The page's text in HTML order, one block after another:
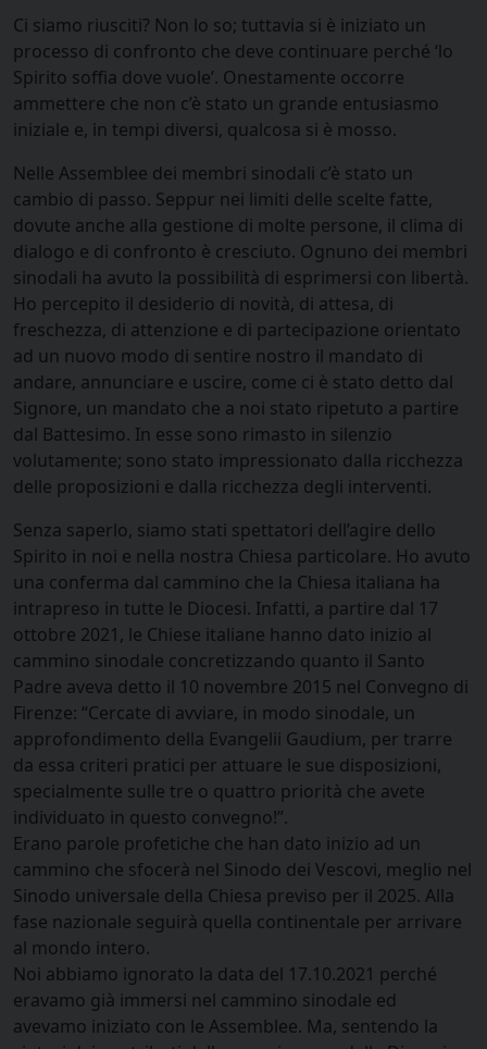
Ci siamo riusciti? Non lo so; tuttavia si è iniziato un
processo di confronto che deve continuare perché ‘lo
Spirito soffia dove vuole’. Onestamente occorre
ammettere che non c’è stato un grande entusiasmo
iniziale e, in tempi diversi, qualcosa si è mosso.
Nelle Assemblee dei membri sinodali c’è stato un
cambio di passo. Seppur nei limiti delle scelte fatte,
dovute anche alla gestione di molte persone, il clima di
dialogo e di confronto è cresciuto. Ognuno dei membri
sinodali ha avuto la possibilità di esprimersi con libertà.
Ho percepito il desiderio di novità, di attesa, di
freschezza, di attenzione e di partecipazione orientato
ad un nuovo modo di sentire nostro il mandato di
andare, annunciare e uscire, come ci è stato detto dal
Signore, un mandato che a noi stato ripetuto a partire
dal Battesimo. In esse sono rimasto in silenzio
volutamente; sono stato impressionato dalla ricchezza
delle proposizioni e dalla ricchezza degli interventi.
Senza saperlo, siamo stati spettatori dell’agire dello
Spirito in noi e nella nostra Chiesa particolare. Ho avuto
una conferma dal cammino che la Chiesa italiana ha
intrapreso in tutte le Diocesi. Infatti, a partire dal 17
ottobre 2021, le Chiese italiane hanno dato inizio al
cammino sinodale concretizzando quanto il Santo
Padre aveva detto il 10 novembre 2015 nel Convegno di
Firenze: “Cercate di avviare, in modo sinodale, un
approfondimento della Evangelii Gaudium, per trarre
da essa criteri pratici per attuare le sue disposizioni,
specialmente sulle tre o quattro priorità che avete
individuato in questo convegno!”.
Erano parole profetiche che han dato inizio ad un
cammino che sfocerà nel Sinodo dei Vescovi, meglio nel
Sinodo universale della Chiesa previso per il 2025. Alla
fase nazionale seguirà quella continentale per arrivare
al mondo intero.
Noi abbiamo ignorato la data del 17.10.2021 perché
eravamo già immersi nel cammino sinodale ed
avevamo iniziato con le Assemblee. Ma, sentendo la